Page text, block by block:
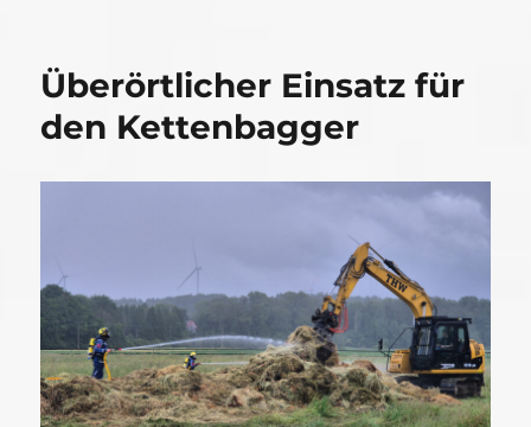
Überörtlicher Einsatz für
den Kettenbagger